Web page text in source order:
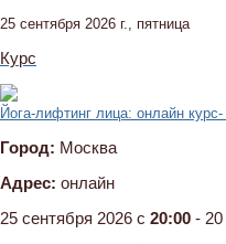
25 сентября 2026 г., пятница
Курс
Йога-лифтинг лица: онлайн
Город: Москва
Адрес: онлайн
25 сентября 2026 c 20:00 -